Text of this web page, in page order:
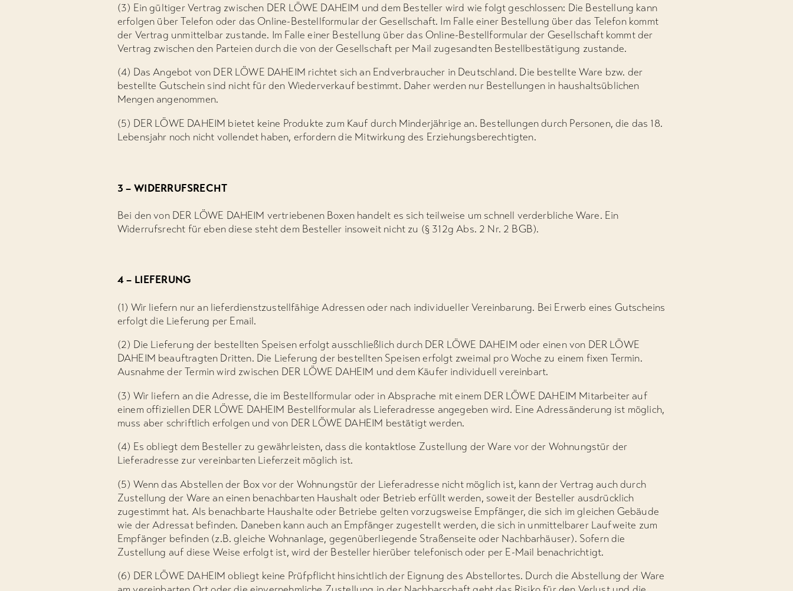
(3) Ein gültiger Vertrag zwischen DER LÖWE DAHEIM und dem Besteller wird wie folgt geschlossen: Die Bestellung kann
erfolgen über Telefon oder das Online-Bestellformular der Gesellschaft. Im Falle einer Bestellung über das Telefon kommt
der Vertrag unmittelbar zustande. Im Falle einer Bestellung über das Online-Bestellformular der Gesellschaft kommt der
Vertrag zwischen den Parteien durch die von der Gesellschaft per Mail zugesandten Bestellbestätigung zustande.
(4) Das Angebot von DER LÖWE DAHEIM richtet sich an Endverbraucher in Deutschland. Die bestellte Ware bzw. der
bestellte Gutschein sind nicht für den Wiederverkauf bestimmt. Daher werden nur Bestellungen in haushaltsüblichen
Mengen angenommen.
(5) DER LÖWE DAHEIM bietet keine Produkte zum Kauf durch Minderjährige an. Bestellungen durch Personen, die das 18.
Lebensjahr noch nicht vollendet haben, erfordern die Mitwirkung des Erziehungsberechtigten.
3 – WIDERRUFSRECHT
Bei den von DER LÖWE DAHEIM vertriebenen Boxen handelt es sich teilweise um schnell verderbliche Ware. Ein
Widerrufsrecht für eben diese steht dem Besteller insoweit nicht zu (§ 312g Abs. 2 Nr. 2 BGB).
4 – LIEFERUNG
(1) Wir liefern nur an lieferdienstzustellfähige Adressen oder nach individueller Vereinbarung. Bei Erwerb eines Gutscheins
erfolgt die Lieferung per Email.
(2) Die Lieferung der bestellten Speisen erfolgt ausschließlich durch DER LÖWE DAHEIM oder einen von DER LÖWE
DAHEIM beauftragten Dritten. Die Lieferung der bestellten Speisen erfolgt zweimal pro Woche zu einem fixen Termin.
Ausnahme der Termin wird zwischen DER LÖWE DAHEIM und dem Käufer individuell vereinbart.
(3) Wir liefern an die Adresse, die im Bestellformular oder in Absprache mit einem DER LÖWE DAHEIM Mitarbeiter auf
einem offiziellen DER LÖWE DAHEIM Bestellformular als Lieferadresse angegeben wird. Eine Adressänderung ist möglich,
muss aber schriftlich erfolgen und von DER LÖWE DAHEIM bestätigt werden.
(4) Es obliegt dem Besteller zu gewährleisten, dass die kontaktlose Zustellung der Ware vor der Wohnungstür der
Lieferadresse zur vereinbarten Lieferzeit möglich ist.
(5) Wenn das Abstellen der Box vor der Wohnungstür der Lieferadresse nicht möglich ist, kann der Vertrag auch durch
Zustellung der Ware an einen benachbarten Haushalt oder Betrieb erfüllt werden, soweit der Besteller ausdrücklich
zugestimmt hat. Als benachbarte Haushalte oder Betriebe gelten vorzugsweise Empfänger, die sich im gleichen Gebäude
wie der Adressat befinden. Daneben kann auch an Empfänger zugestellt werden, die sich in unmittelbarer Laufweite zum
Empfänger befinden (z.B. gleiche Wohnanlage, gegenüberliegende Straßenseite oder Nachbarhäuser). Sofern die
Zustellung auf diese Weise erfolgt ist, wird der Besteller hierüber telefonisch oder per E-Mail benachrichtigt.
(6) DER LÖWE DAHEIM obliegt keine Prüfpflicht hinsichtlich der Eignung des Abstellortes. Durch die Abstellung der Ware